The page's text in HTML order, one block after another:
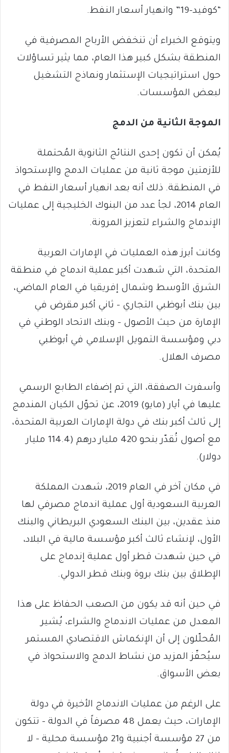
“كوفيد-19” وانهيار أسعار النفط.
ويتوقع الخبراء أن تنخفض الأرباح المصرفية في
المنطقة بشكل كبير هذا العام، مما يثير تساؤلات
حول استراتيجيات الإستثمار ونماذج التشغيل
لبعض المؤسسات.
الموجة الثانية من الدمج
يُمكن أن تكون إحدى النتائج الثانوية المُحتملة
للأزمتين موجة ثانية من عمليات الدمج والإستحواذ
في المنطقة. ذلك أنه بعد انهيار أسعار النفط في
العام 2014، لجأ عدد من البنوك الخليجية إلى عمليات
الإندماج والشراء لتعزيز المرونة.
وكانت أبرز هذه العمليات في الإمارات العربية
المتحدة، التي شهدت أكبر عملية اندماج في منطقة
الشرق الأوسط وشمال إفريقيا في العام الماضي،
بين بنك أبوظبي التجاري – ثاني أكبر مقرض في
الإمارة من حيث الأصول – وبنك الاتحاد الوطني في
دبي ومؤسسة التمويل الإسلامي في أبوظبي
مصرف الهلال.
وأسفرت الصفقة، التي تم إضفاء الطابع الرسمي
عليها في أيار (مايو) 2019، عن تحوّل الكيان المندمج
إلى ثالث أكبر بنك في دولة الإمارات العربية المتحدة،
مع أصول تُقدّر بنحو 420 مليار درهم (114.4 مليار
دولار).
في مكان آخر في العام 2019، شهدت المملكة
العربية السعودية أول عملية اندماج مصرفي لها
منذ عقدين، بين البنك السعودي البريطاني والبنك
الأول، لإنشاء ثالث أكبر مؤسسة مالية في البلاد،
في حين شهدت قطر أول عملية إندماج على
الإطلاق بين بنك بروة وبنك قطر الدولي.
في حين أنه قد يكون من الصعب الحفاظ على هذا
المعدل من عمليات الاندماج والشراء، يُشير
المُحلّلون إلى أن الإنكماش الاقتصادي المستمر
سيُحفّز المزيد من نشاط الدمج والاستحواذ في
بعض الأسواق.
على الرغم من عمليات الاندماج الأخيرة في دولة
الإمارات، حيث يعمل 48 مصرفاً في الدولة – تتكون
من 27 مؤسسة أجنبية و21 مؤسسة محلية – لا